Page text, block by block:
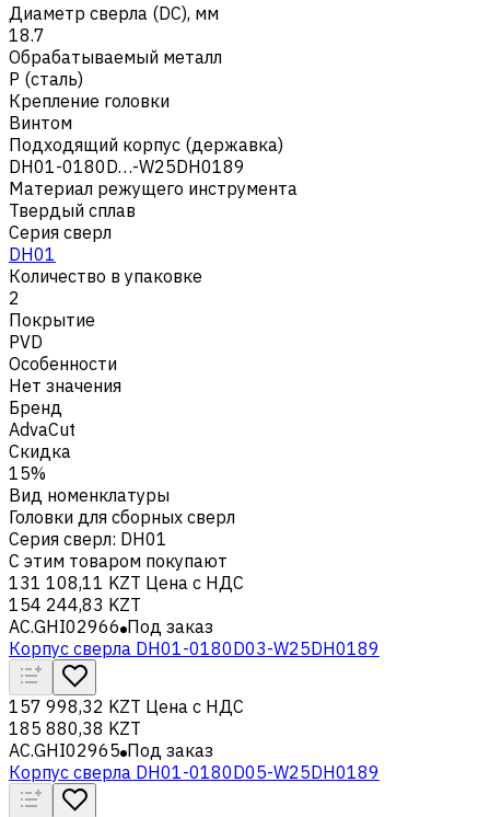
Диаметр сверла (DC), мм
18.7
Обрабатываемый металл
Р (сталь)
Крепление головки
Винтом
Подходящий корпус (державка)
DH01-0180D…-W25DH0189
Материал режущего инструмента
Твердый сплав
Серия сверл
DH01
Количество в упаковке
2
Покрытие
PVD
Особенности
Нет значения
Бренд
AdvaCut
Скидка
15%
Вид номенклатуры
Головки для сборных сверл
Серия сверл: DH01
С этим товаром покупают
131 108,11 KZT Цена с НДС
154 244,83 KZT
AC.GHI02966 Под заказ
Корпус сверла DH01-0180D03-W25DH0189
157 998,32 KZT Цена с НДС
185 880,38 KZT
AC.GHI02965 Под заказ
Корпус сверла DH01-0180D05-W25DH0189